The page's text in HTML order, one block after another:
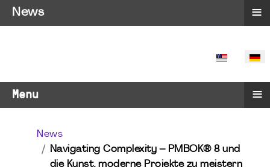
SPRACHE
Menu ≡
News
Navigating Complexity – PMBOK® 8 und
die Kunst, moderne Projekte zu meistern
News ≡